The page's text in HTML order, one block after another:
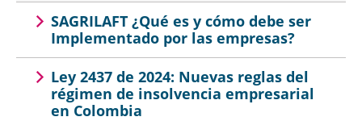
SAGRILAFT ¿Qué es y cómo debe ser
Implementado por las empresas?
Ley 2437 de 2024: Nuevas reglas del
régimen de insolvencia empresarial
en Colombia